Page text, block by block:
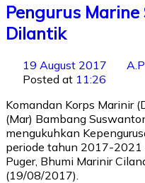
Pengurus
Dilantik
19 August 2017
Posted at 11:26
Komandan Korps Marinir
(Mar) Bambang
mengukuhkan
periode tahun 2017-2021
Puger, Bhumi Marinir
(19/08/2017).